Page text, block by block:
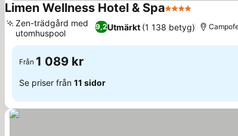
Limen Wellness Hotel & Spa4 Stjärnor
9,2Utmärkt (1 138 betyg)
Zen-trädgård med
utomhuspool
Från 1 089 kr
Se priser från 11 sidor